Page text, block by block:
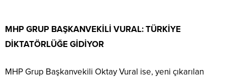
MHP GRUP BAŞKANVEKİLİ VURAL: TÜRKİYE
DİKTATÖRLÜĞE GİDİYOR
MHP Grup Başkanvekili Oktay Vural ise, yeni çıkarılan